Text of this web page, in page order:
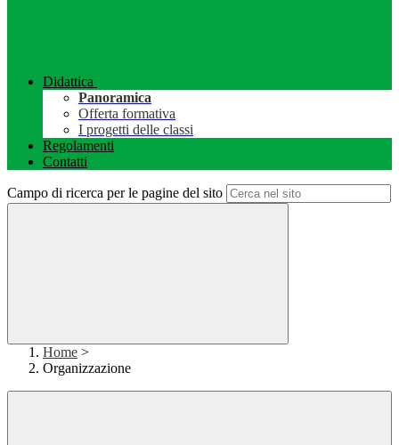
Didattica
Panoramica
Offerta formativa
I progetti delle classi
Regolamenti
Contatti
Campo di ricerca per le pagine del sito
Home >
Organizzazione